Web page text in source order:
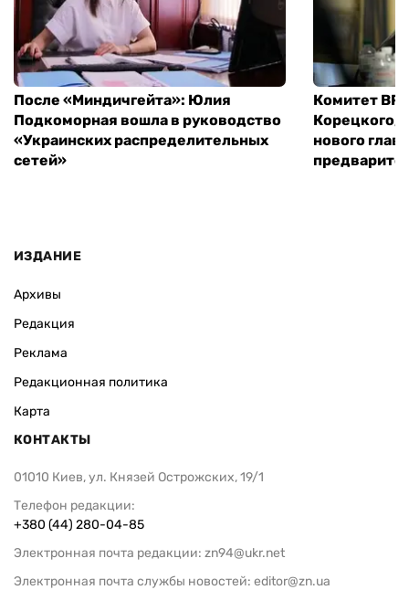
После «Миндичгейта»: Юлия
Подкоморная вошла в руководство
«Украинских распределительных
сетей»
Комитет ВР
Корецкого,
нового
ИЗДАНИЕ
Архивы
Редакция
Реклама
Редакционная политика
Карта
КОНТАКТЫ
01010 Киев, ул. Князей Острожских, 19/1
Телефон редакции:
+380 (44) 280-04-85
Электронная почта редакции: zn94@ukr.net
Электронная почта службы новостей: editor@zn.ua